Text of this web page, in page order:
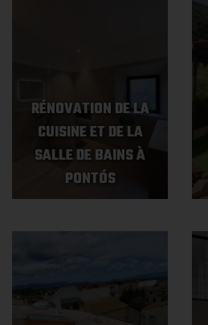
RÉNOVATION DE LA
CUISINE ET DE LA
SALLE DE BAINS À
PONTÓS